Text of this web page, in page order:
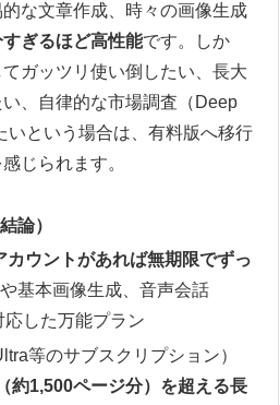
な文章作成、時々の画像生成
ぎるほど高性能です。しか
ガッツリ使い倒したい、長大
、自律的な市場調査（Deep
いという場合は、有料版へ移行
じられます。
論）
カウントがあれば無期限でずっ
基本画像生成、音声会話
応した万能プラン
等のサブスクリプション）
約1,500ページ分）を超える長